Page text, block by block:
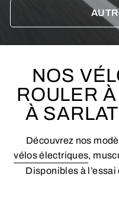
NOS
ROULER
À
Découvrez nos
vélos électriques,
Disponibles à